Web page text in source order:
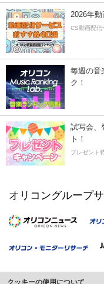
2026年
CS動画配信
毎週の音
ク！
試写会、
ト！
プレゼント
オリコングループ
クッキーの使用について